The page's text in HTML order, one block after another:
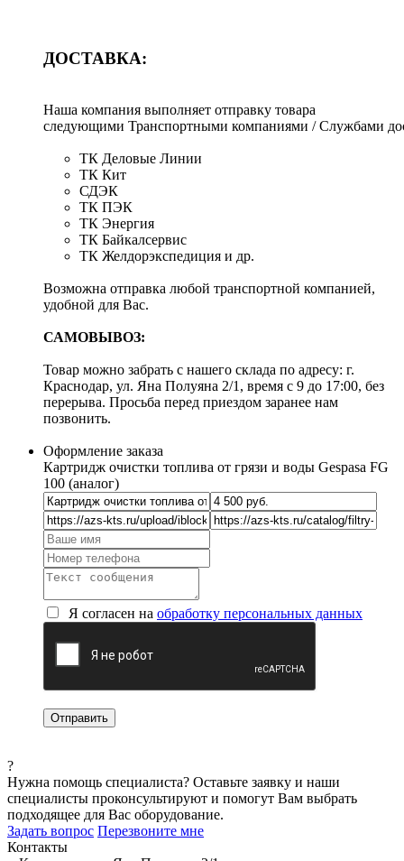
ДОСТАВКА:
Наша компания выполняет отправку товара
следующими Транспортными компаниями / Службами
ТК Деловые Линии
ТК Кит
СДЭК
ТК ПЭК
ТК Энергия
ТК Байкалсервис
ТК Желдорэкспедиция и др.
Возможна отправка любой транспортной компанией,
удобной для Вас.
САМОВЫВОЗ:
Товар можно забрать с нашего склада по адресу: г.
Краснодар, ул. Яна Полуяна 2/1, время с 9 до 17:00, без
перерыва. Просьба перед приездом заранее нам
позвонить.
Оформление заказа
Картридж очистки топлива от грязи и воды Gespasa FG
100 (аналог)
Я согласен на обработку персональных данных
?
Нужна помощь специалиста? Оставьте заявку и наши
специалисты проконсультируют и помогут Вам выбрать
подходящее для Вас оборудование.
Задать вопрос Перезвоните мне
Контакты